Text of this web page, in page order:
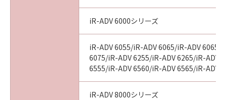
iR-ADV 6000シリーズ
iR-ADV 6055/iR-ADV 6065/iR-ADV 6065-
6075/iR-ADV 6255/iR-ADV 6265/iR-ADV
6555/iR-ADV 6560/iR-ADV 6565/iR-ADV
iR-ADV 8000シリーズ